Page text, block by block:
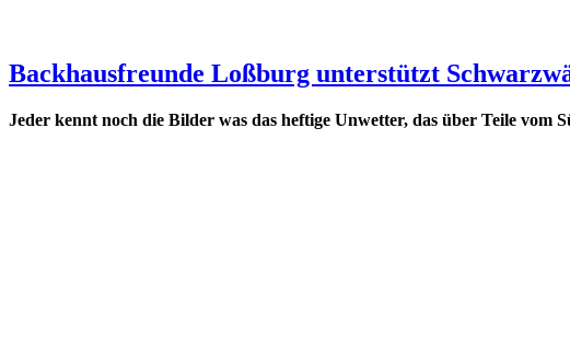
Backhausfreunde Loßburg unterstützt
Jeder kennt noch die Bilder was das heftige Unwetter, das über Teile vom